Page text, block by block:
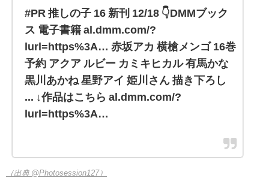
#PR 推しの子 16 新刊 12/18 👇DMMブック
ス 電子書籍 al.dmm.com/?
lurl=https%3A… 赤坂アカ 横槍メンゴ 16巻
予約 アクア ルビー カミキヒカル 有馬かな
黒川あかね 星野アイ 姫川さん 描き下ろし
... ↓作品はこちら al.dmm.com/?
lurl=https%3A…
（出典 @Photosession127）